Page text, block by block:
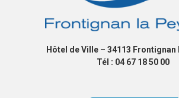
Hôtel de Ville – 34113 Frontignan
Tél : 04 67 18 50 00